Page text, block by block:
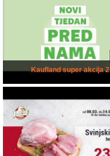
Kaufland super akcija 2